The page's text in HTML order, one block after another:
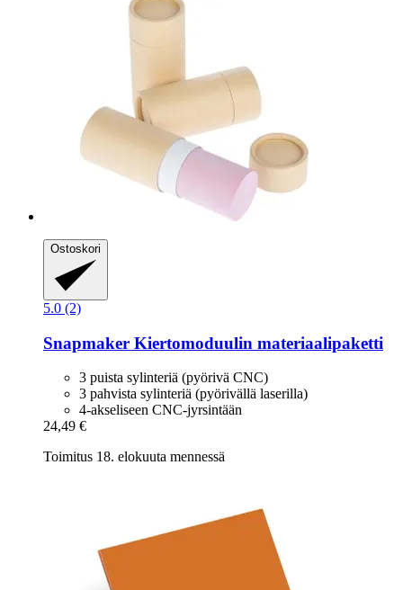
Ostoskori
5.0 (2)
Snapmaker Kiertomoduulin materiaalipaketti
3 puista sylinteriä (pyörivä CNC)
3 pahvista sylinteriä (pyörivällä laserilla)
4-akseliseen CNC-jyrsintään
24,49 €
Toimitus 18. elokuuta mennessä